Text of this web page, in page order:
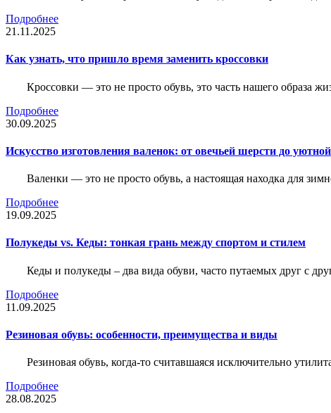
Подробнее
21.11.2025
Как узнать, что пришло время заменить кроссовки
Кроссовки — это не просто обувь, это часть нашего образа
Подробнее
30.09.2025
Искусство изготовления валенок: от овечьей шерсти до
Валенки — это не просто обувь, а настоящая находка для
Подробнее
19.09.2025
Полукеды vs. Кеды: тонкая грань между спортом и стилем
Кеды и полукеды – два вида обуви, часто путаемых друг с
Подробнее
11.09.2025
Резиновая обувь: особенности, преимущества и виды
Резиновая обувь, когда-то считавшаяся исключительно
Подробнее
28.08.2025